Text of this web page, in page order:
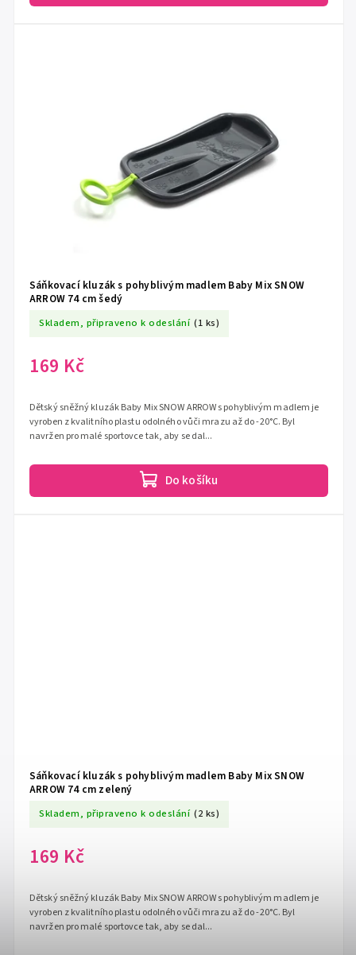
Sáňkovací kluzák s pohyblivým madlem Baby Mix SNOW
ARROW 74 cm šedý
Skladem, připraveno k odeslání (1 ks)
169 Kč
Do košíku
Dětský sněžný kluzák Baby Mix SNOW ARROW s pohyblivým madlem je
vyroben z kvalitního plastu odolného vůči mrazu až do -20°C. Byl
navržen pro malé sportovce tak, aby se dal...
Sáňkovací kluzák s pohyblivým madlem Baby Mix SNOW
ARROW 74 cm zelený
Skladem, připraveno k odeslání (2 ks)
169 Kč
Dětský sněžný kluzák Baby Mix SNOW ARROW s pohyblivým madlem je
vyroben z kvalitního plastu odolného vůči mrazu až do -20°C. Byl
navržen pro malé sportovce tak, aby se dal...